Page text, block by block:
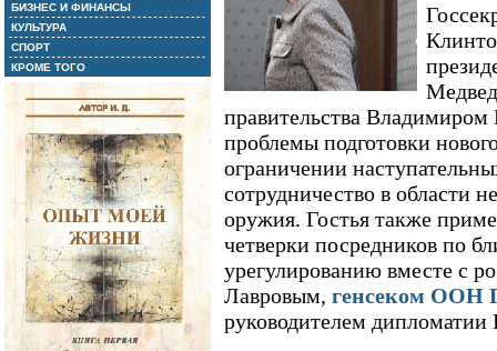
БИЗНЕС И ФИНАНСЫ
КУЛЬТУРА
СПОРТ
КРОМЕ ТОГО
правительства
проблемы подготовки
ограничении
сотрудничество в области
оружия. Гостья также
четверки посредников по
урегулированию вместе с
Лавровым, генсеком ООН
руководителем